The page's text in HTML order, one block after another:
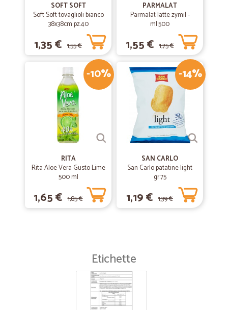
SOFT SOFT
Soft Soft tovaglioli bianco
38x38cm pz.40
1,35 € 1,55 €
PARMALAT
Parmalat latte zymil -
ml.500
1,55 € 1,75 €
-10%
RITA
Rita Aloe Vera Gusto Lime
500 ml
1,65 € 1,85 €
-14%
SAN CARLO
San Carlo patatine light
gr.75
1,19 € 1,39 €
Etichette